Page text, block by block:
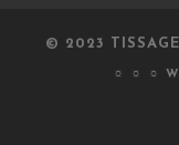
© 2023
☼ ☼ ☼